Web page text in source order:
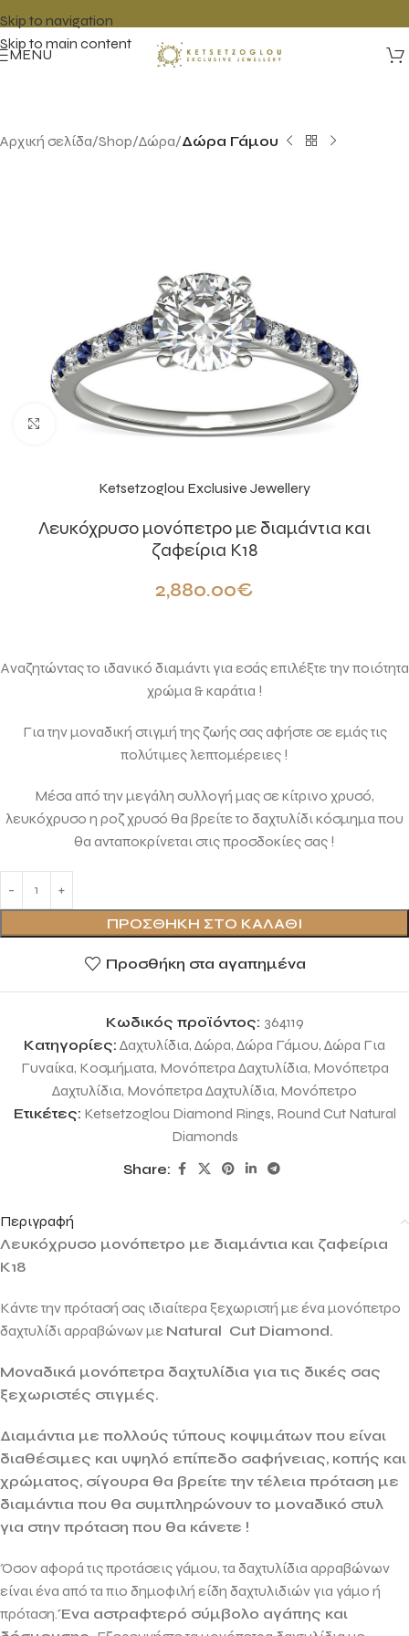
Skip to navigation
Skip to main content
MENU
Αρχική σελίδα Shop Δώρα Δώρα Γάμου
Click to enlarge
Ketsetzoglou Exclusive Jewellery
Λευκόχρυσο μονόπετρο με διαμάντια και
ζαφείρια Κ18
2,880.00€
Αναζητώντας το ιδανικό διαμάντι για εσάς επιλέξτε την ποιότητα
χρώμα & καράτια !
Για την μοναδική στιγμή της ζωής σας αφήστε σε εμάς τις
πολύτιμες λεπτομέρειες !
Μέσα από την μεγάλη συλλογή μας σε κίτρινο χρυσό,
λευκόχρυσο η ροζ χρυσό θα βρείτε το δαχτυλίδι κόσμημα που
θα ανταποκρίνεται στις προσδοκίες σας !
ΠΡΟΣΘΉΚΗ ΣΤΟ ΚΑΛΆΘΙ
Προσθήκη στα αγαπημένα
Κωδικός προϊόντος: 364119
Κατηγορίες: Δαχτυλίδια, Δώρα, Δώρα Γάμου, Δώρα Για
Γυναίκα, Κοσμήματα, Μονόπετρα Δαχτυλίδια, Μονόπετρα
Δαχτυλίδια, Μονόπετρα Δαχτυλίδια, Μονόπετρο
Ετικέτες: Ketsetzoglou Diamond Rings, Round Cut Natural
Diamonds
Share:
Περιγραφή
Λευκόχρυσο μονόπετρο με διαμάντια και ζαφείρια
Κ18
Κάντε την πρότασή σας ιδιαίτερα ξεχωριστή με ένα μονόπετρο
δαχτυλίδι αρραβώνων με Natural Cut Diamond.
Μοναδικά μονόπετρα δαχτυλίδια για τις δικές σας
ξεχωριστές στιγμές.
Διαμάντια με πολλούς τύπους κοψιμάτων που είναι
διαθέσιμες και υψηλό επίπεδο σαφήνειας, κοπής και
χρώματος, σίγουρα θα βρείτε την τέλεια πρόταση με
διαμάντια που θα συμπληρώνουν το μοναδικό στυλ
για στην πρόταση που θα κάνετε !
Όσον αφορά τις προτάσεις γάμου, τα δαχτυλίδια αρραβώνων
είναι ένα από τα πιο δημοφιλή είδη δαχτυλιδιών για γάμο ή
πρόταση.Ένα αστραφτερό σύμβολο αγάπης και